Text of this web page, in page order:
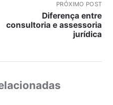
PRÓXIMO POST
Diferença entre
consultoria e assessoria
jurídica